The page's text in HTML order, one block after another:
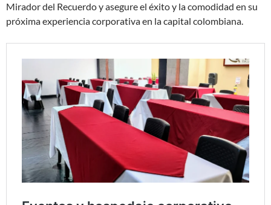
Mirador del Recuerdo y asegure el éxito y la comodidad en su
próxima experiencia corporativa en la capital colombiana.